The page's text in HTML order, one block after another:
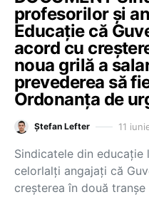
profesorilor și
Educație că
acord cu
noua grilă a
prevederea să
Ordonanța de
Ștefan Lefter 11
Sindicatele din
celorlalți angajați că
creșterea în două